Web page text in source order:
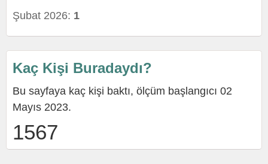
Şubat 2026: 1
Kaç Kişi Buradaydı?
Bu sayfaya kaç kişi baktı, ölçüm başlangıcı 02
Mayıs 2023.
1567